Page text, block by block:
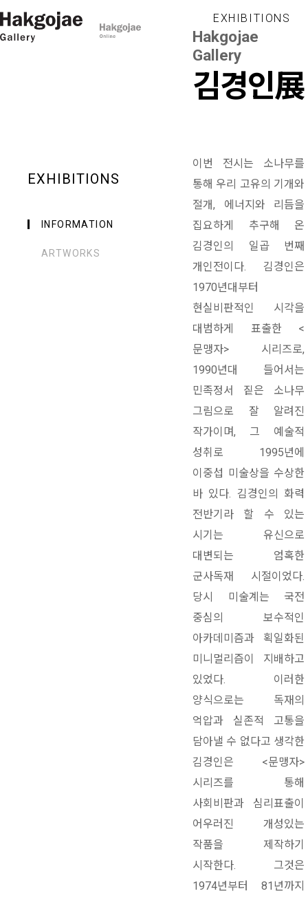
EXHIBITIONS
EXHIBITIONS
INFORMATION
ARTWORKS
Hakgojae
Gallery
김경인展
이번 전시는 소나무를
통해 우리 고유의 기개와
절개, 에너지와 리듬을
집요하게 추구해 온
김경인의 일곱 번째
개인전이다. 김경인은
1970년대부터
현실비판적인 시각을
대범하게 표출한 <
문맹자> 시리즈로,
1990년대 들어서는
민족정서 짙은 소나무
그림으로 잘 알려진
작가이며, 그 예술적
성취로 1995년에
이중섭 미술상을 수상한
바 있다. 김경인의 화력
전반기라 할 수 있는
시기는 유신으로
대변되는 엄혹한
군사독재 시절이었다.
당시 미술계는 국전
중심의 보수적인
아카데미즘과 획일화된
미니멀리즘이 지배하고
있었다. 이러한
양식으로는 독재의
억압과 실존적 고통을
담아낼 수 없다고 생각한
김경인은 <문맹자>
시리즈를 통해
사회비판과 심리표출이
어우러진 개성있는
작품을 제작하기
시작한다. 그것은
1974년부터 81년까지